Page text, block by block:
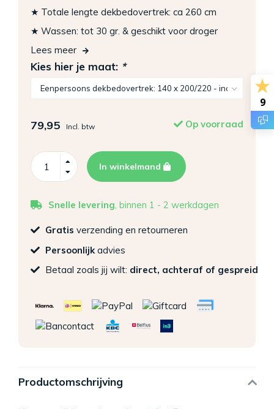
★ Totale lengte dekbedovertrek: ca 260 cm
★ Wassen: tot 30 gr. & geschikt voor droger
Lees meer
Kies hier je maat: *
79,95 Incl. btw Op voorraad
In winkelmand
Snelle levering, binnen 1 - 2 werkdagen
Gratis verzending en retourneren
Persoonlijk advies
Betaal zoals jij wilt: direct, achteraf of gespreid
Productomschrijving
9